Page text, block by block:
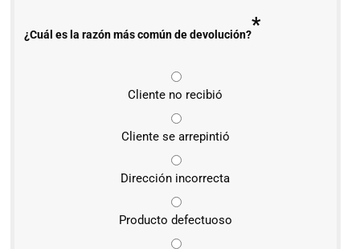
¿Cuál es la razón más común de devolución?*
Cliente no recibió
Cliente se arrepintió
Dirección incorrecta
Producto defectuoso